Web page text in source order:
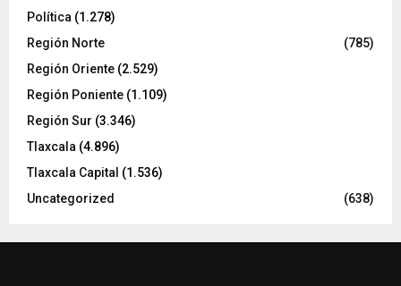
Política (1.278)
Región Norte
(785)
Región Oriente (2.529)
Región Poniente (1.109)
Región Sur (3.346)
Tlaxcala (4.896)
Tlaxcala Capital (1.536)
Uncategorized
(638)